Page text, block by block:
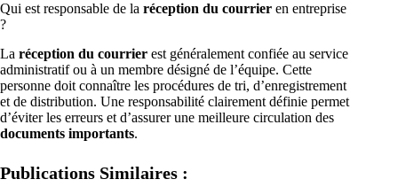
Qui est responsable de la réception du courrier en entreprise
?
La réception du courrier est généralement confiée au service
administratif ou à un membre désigné de l’équipe. Cette
personne doit connaître les procédures de tri, d’enregistrement
et de distribution. Une responsabilité clairement définie permet
d’éviter les erreurs et d’assurer une meilleure circulation des
documents importants.
Publications Similaires :